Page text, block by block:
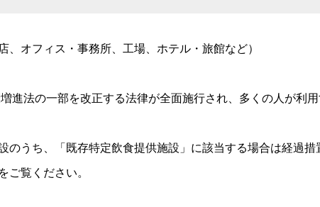
、オフィス・事務所、工場、ホテル・旅館など）
進法の一部を改正する法律が全面施行され、多くの人が利
うち、「既存特定飲食提供施設」に該当する場合は経過措
をご覧ください。